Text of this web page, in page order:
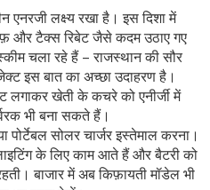
लक्ष्य रखा है। इस दिशा में
और टैक्स रिबेट जैसे कदम उठाए गए
चला रहे हैं – राजस्थान की सौर
इस बात का अच्छा उदाहरण है।
लगाकर खेती के कचरे को एनीर्जी में
भी बना सकते हैं।
सोलर चार्जर इस्तेमाल करना।
के लिए काम आते हैं और बैटरी को
बाजार में अब किफ़ायती मॉडेल भी